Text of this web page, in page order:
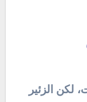
لكن الزئير